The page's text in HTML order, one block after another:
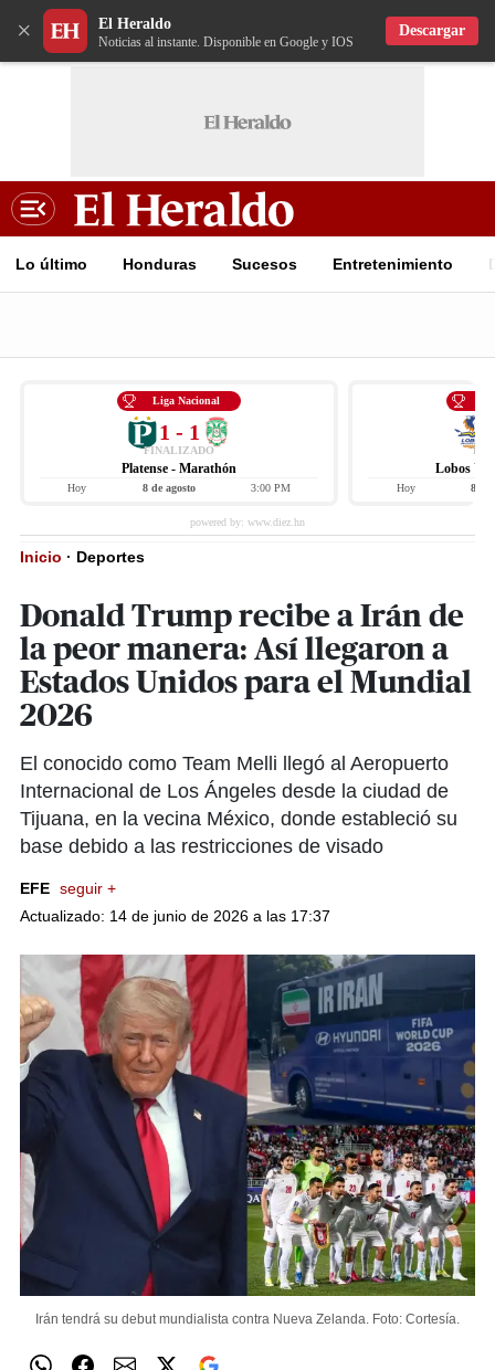
× El Heraldo
Noticias al instante. Disponible en Google y IOS
Descargar
Lo último Honduras Sucesos Entretenimiento
Liga Nacional
1 - 1
FINALIZADO
Platense - Marathón
Hoy 8 de agosto 3:00 PM
Lobos
Hoy 8 de
Inicio · Deportes
Donald Trump recibe a Irán de
la peor manera: Así llegaron a
Estados Unidos para el Mundial
2026
El conocido como Team Melli llegó al Aeropuerto
Internacional de Los Ángeles desde la ciudad de
Tijuana, en la vecina México, donde estableció su
base debido a las restricciones de visado
EFE seguir +
Actualizado: 14 de junio de 2026 a las 17:37
Irán tendrá su debut mundialista contra Nueva Zelanda. Foto: Cortesía.